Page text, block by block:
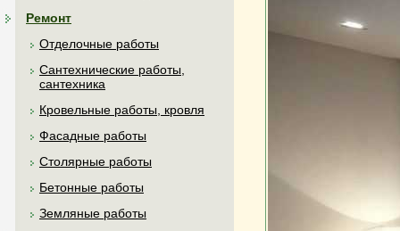
Ремонт
Отделочные работы
Сантехнические работы,
сантехника
Кровельные работы, кровля
Фасадные работы
Столярные работы
Бетонные работы
Земляные работы